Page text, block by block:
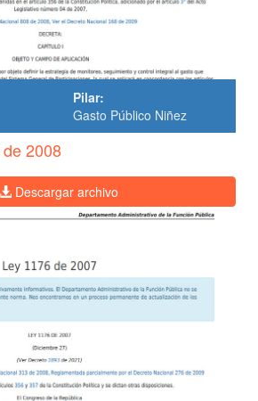
Pilar:
Gasto Público Niñez
2008
Descargar archivo